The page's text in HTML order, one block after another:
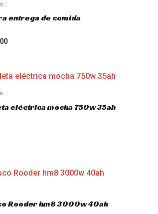
entrega de comida
eléctrica mocha 750w 35ah
Rooder hm8 3000w 40ah